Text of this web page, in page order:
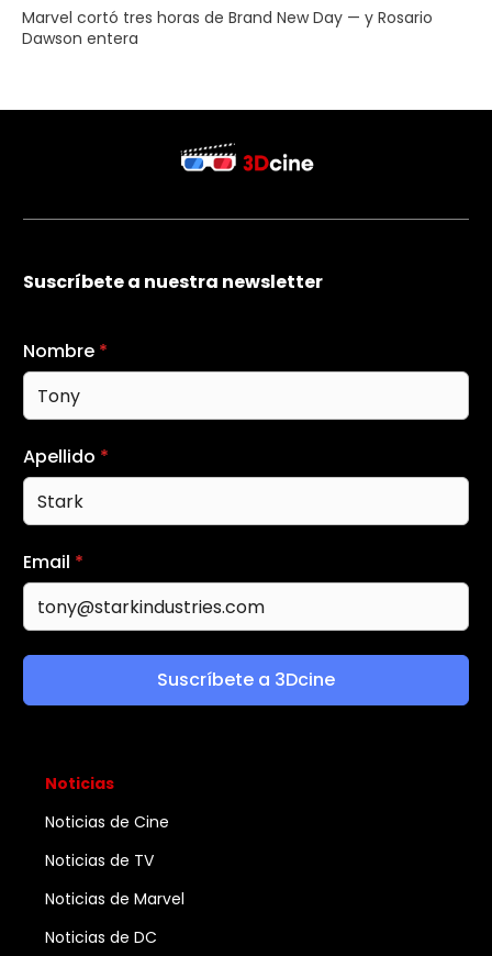
Marvel cortó tres horas de Brand New Day — y Rosario
Dawson entera
Suscríbete a nuestra newsletter
Nombre *
Apellido *
Email *
Suscríbete a 3Dcine
Noticias
Noticias de Cine
Noticias de TV
Noticias de Marvel
Noticias de DC